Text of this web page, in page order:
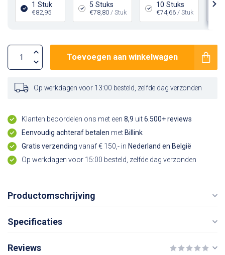
1 Stuk
€82,95
5 Stuks
€78,80 / Stuk
10 Stuks
€74,66 / Stuk
Toevoegen aan winkelwagen
Op werkdagen voor 13:00 besteld, zelfde dag verzonden
Klanten beoordelen ons met een 8,9 uit6.500+ reviews
Eenvoudig achteraf betalen met Billink
Gratis verzending vanaf € 150,- in Nederland en België
Op werkdagen voor 15:00 besteld, zelfde dag verzonden
Productomschrijving
Specificaties
Reviews